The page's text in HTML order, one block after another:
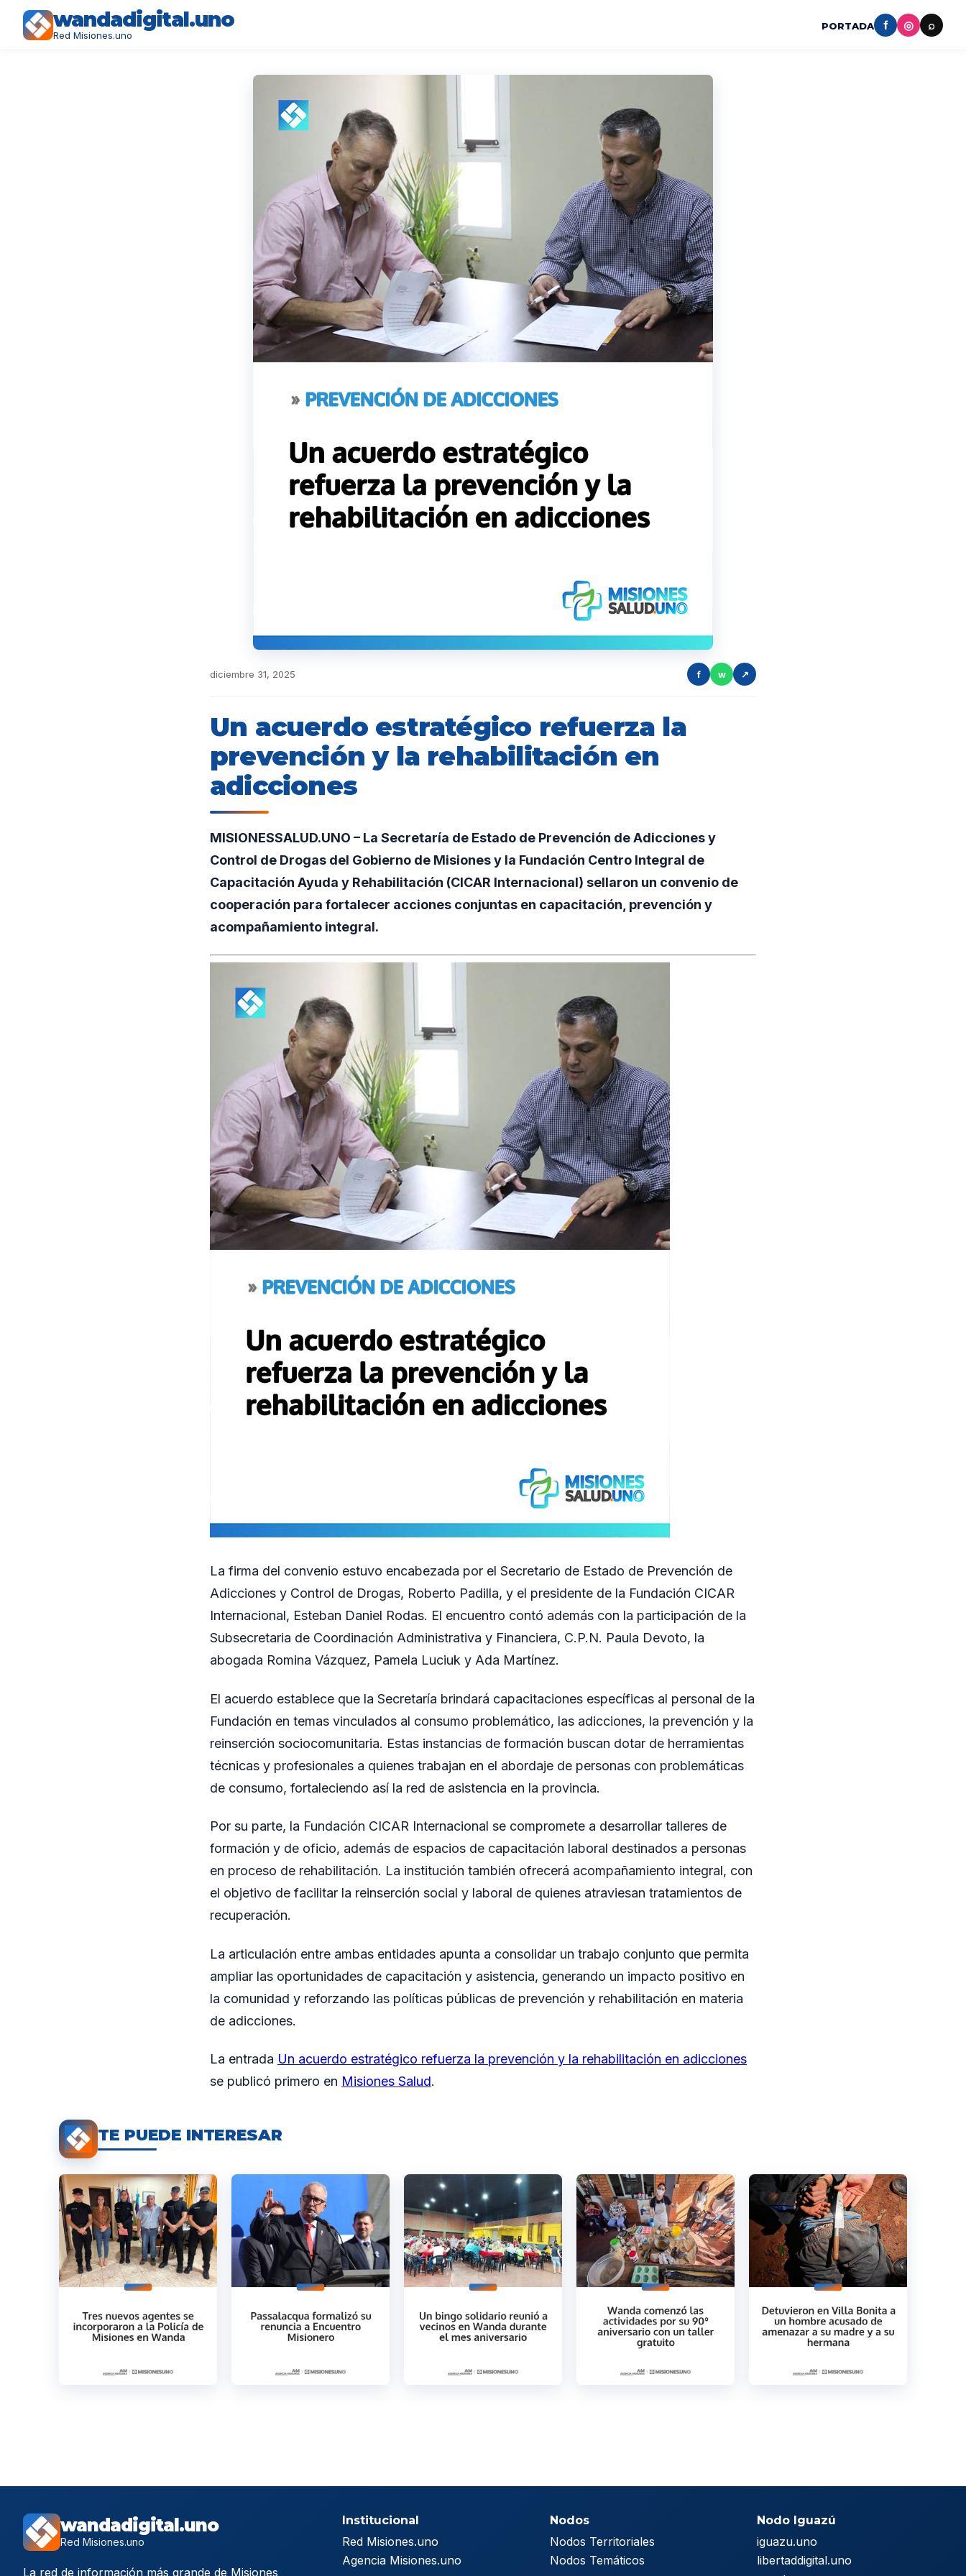
wandadigital.uno
Red Misiones.uno
PORTADA f ◎ ⌕
diciembre 31, 2025 f w ↗
Un acuerdo estratégico refuerza la
prevención y la rehabilitación en
adicciones
MISIONESSALUD.UNO – La Secretaría de Estado de Prevención de Adicciones y
Control de Drogas del Gobierno de Misiones y la Fundación Centro Integral de
Capacitación Ayuda y Rehabilitación (CICAR Internacional) sellaron un convenio de
cooperación para fortalecer acciones conjuntas en capacitación, prevención y
acompañamiento integral.
La firma del convenio estuvo encabezada por el Secretario de Estado de Prevención de
Adicciones y Control de Drogas, Roberto Padilla, y el presidente de la Fundación CICAR
Internacional, Esteban Daniel Rodas. El encuentro contó además con la participación de la
Subsecretaria de Coordinación Administrativa y Financiera, C.P.N. Paula Devoto, la
abogada Romina Vázquez, Pamela Luciuk y Ada Martínez.
El acuerdo establece que la Secretaría brindará capacitaciones específicas al personal de la
Fundación en temas vinculados al consumo problemático, las adicciones, la prevención y la
reinserción sociocomunitaria. Estas instancias de formación buscan dotar de herramientas
técnicas y profesionales a quienes trabajan en el abordaje de personas con problemáticas
de consumo, fortaleciendo así la red de asistencia en la provincia.
Por su parte, la Fundación CICAR Internacional se compromete a desarrollar talleres de
formación y de oficio, además de espacios de capacitación laboral destinados a personas
en proceso de rehabilitación. La institución también ofrecerá acompañamiento integral, con
el objetivo de facilitar la reinserción social y laboral de quienes atraviesan tratamientos de
recuperación.
La articulación entre ambas entidades apunta a consolidar un trabajo conjunto que permita
ampliar las oportunidades de capacitación y asistencia, generando un impacto positivo en
la comunidad y reforzando las políticas públicas de prevención y rehabilitación en materia
de adicciones.
La entrada Un acuerdo estratégico refuerza la prevención y la rehabilitación en adicciones
se publicó primero en Misiones Salud.
TE PUEDE INTERESAR
wandadigital.uno
Red Misiones.uno
La red de información más grande de Misiones
Institucional
Red Misiones.uno
Agencia Misiones.uno
Nodos
Nodos Territoriales
Nodos Temáticos
Nodo Iguazú
iguazu.uno
libertaddigital.uno